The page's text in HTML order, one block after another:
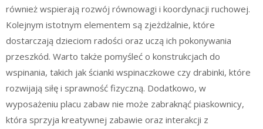
również wspierają rozwój równowagi i koordynacji ruchowej.
Kolejnym istotnym elementem są zjeżdżalnie, które
dostarczają dzieciom radości oraz uczą ich pokonywania
przeszkód. Warto także pomyśleć o konstrukcjach do
wspinania, takich jak ścianki wspinaczkowe czy drabinki, które
rozwijają siłę i sprawność fizyczną. Dodatkowo, w
wyposażeniu placu zabaw nie może zabraknąć piaskownicy,
która sprzyja kreatywnej zabawie oraz interakcji z